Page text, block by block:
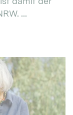
...